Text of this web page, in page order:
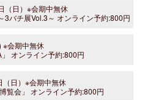
（日）※会期中無休
3バチ展Vol.3～ オンライン予約:800円
※会期中無休
オンライン予約:800円
日）※会期中無休
覧会」 オンライン予約:800円